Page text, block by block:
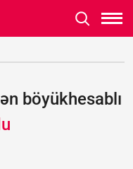
böyükhesablı